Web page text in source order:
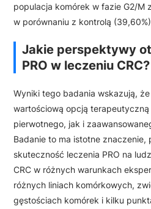
populacja komórek w fazie G2/M
w porównaniu z kontrolą
Jakie perspektywy
PRO w leczeniu CRC?
Wyniki tego badania wskazują,
wartościową opcją
pierwotnego, jak i
Badanie to ma istotne znaczenie,
skuteczność leczenia PRO na
CRC w różnych warunkach
różnych liniach komórkowych,
gęstościach komórek i kilku